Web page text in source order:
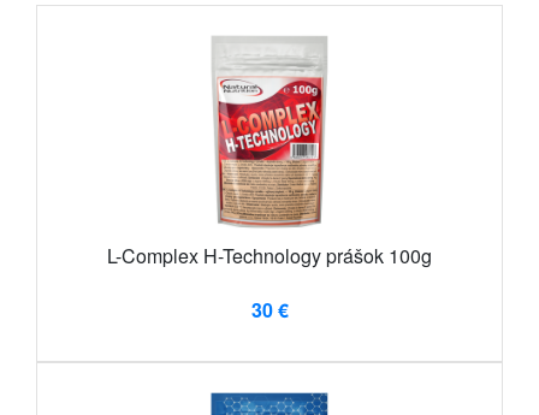
L-Complex H-Technology prášok 100g
30 €